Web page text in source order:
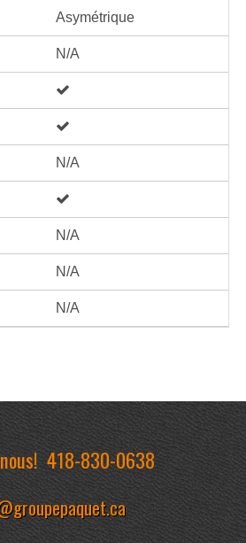
Asymétrique
N/A
N/A
N/A
N/A
N/A
418-830-0638